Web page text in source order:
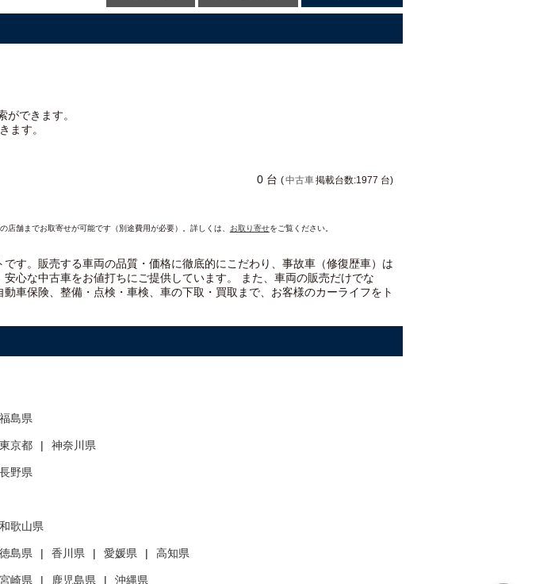
ができます。
ます。
0 台 (中古車掲載台数:1977 台)
舗までお取寄せが可能です（別途費用が必要）。詳しくは、 お取り寄せをご覧ください。
です。販売する車両の品質・価格に徹底的にこだわり、事故車（修復歴車）は
安心な中古車をお値打ちに ご提供しています。 また、車両の販売だけでな
車保険、整備・点検・車検、車の下取・買取まで、お客様のカーライフをト
福島県
東京都 神奈川県
長野県
和歌山県
徳島県 香川県 愛媛県 高知県
宮崎県 鹿児島県 沖縄県